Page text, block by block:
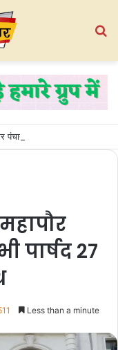
पार्षद 27
Less than a minute